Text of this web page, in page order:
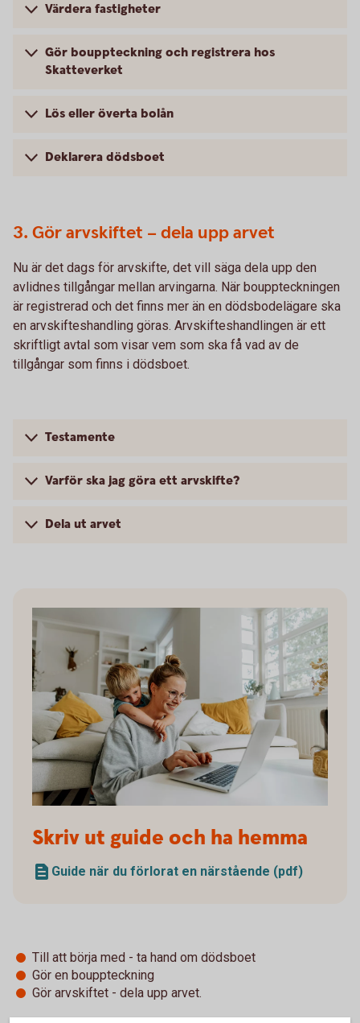
Värdera fastigheter
Gör bouppteckning och registrera hos
Skatteverket
Lös eller överta bolån
Deklarera dödsboet
3. Gör arvskiftet – dela upp arvet
Nu är det dags för arvskifte, det vill säga dela upp den
avlidnes tillgångar mellan arvingarna. När bouppteckningen
är registrerad och det finns mer än en dödsbodelägare ska
en arvskifteshandling göras. Arvskifteshandlingen är ett
skriftligt avtal som visar vem som ska få vad av de
tillgångar som finns i dödsboet.
Testamente
Varför ska jag göra ett arvskifte?
Dela ut arvet
Skriv ut guide och ha hemma
Guide när du förlorat en närstående (pdf)
Till att börja med - ta hand om dödsboet
Gör en bouppteckning
Gör arvskiftet - dela upp arvet.